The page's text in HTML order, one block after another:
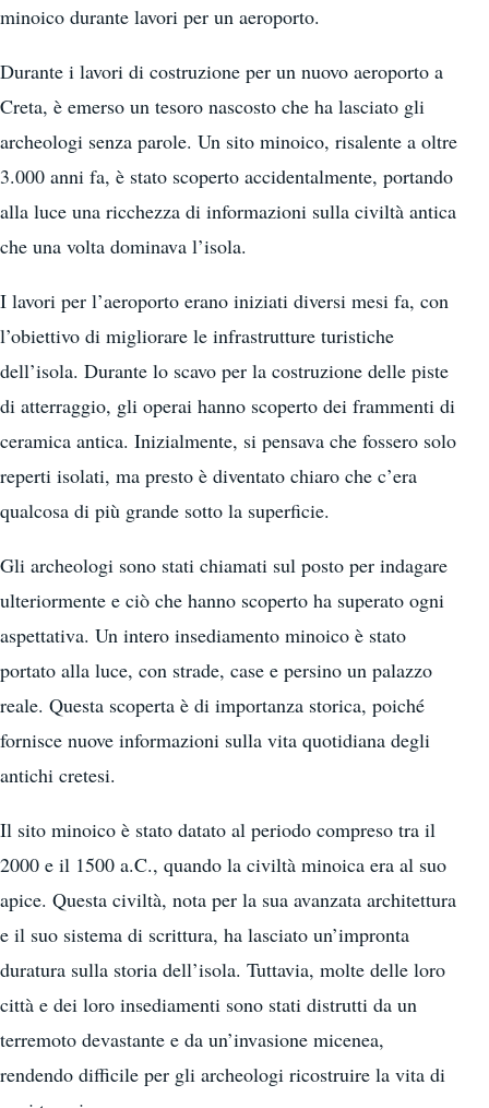
minoico durante lavori per un aeroporto.
Durante i lavori di costruzione per un nuovo aeroporto a
Creta, è emerso un tesoro nascosto che ha lasciato gli
archeologi senza parole. Un sito minoico, risalente a oltre
3.000 anni fa, è stato scoperto accidentalmente, portando
alla luce una ricchezza di informazioni sulla civiltà antica
che una volta dominava l’isola.
I lavori per l’aeroporto erano iniziati diversi mesi fa, con
l’obiettivo di migliorare le infrastrutture turistiche
dell’isola. Durante lo scavo per la costruzione delle piste
di atterraggio, gli operai hanno scoperto dei frammenti di
ceramica antica. Inizialmente, si pensava che fossero solo
reperti isolati, ma presto è diventato chiaro che c’era
qualcosa di più grande sotto la superficie.
Gli archeologi sono stati chiamati sul posto per indagare
ulteriormente e ciò che hanno scoperto ha superato ogni
aspettativa. Un intero insediamento minoico è stato
portato alla luce, con strade, case e persino un palazzo
reale. Questa scoperta è di importanza storica, poiché
fornisce nuove informazioni sulla vita quotidiana degli
antichi cretesi.
Il sito minoico è stato datato al periodo compreso tra il
2000 e il 1500 a.C., quando la civiltà minoica era al suo
apice. Questa civiltà, nota per la sua avanzata architettura
e il suo sistema di scrittura, ha lasciato un’impronta
duratura sulla storia dell’isola. Tuttavia, molte delle loro
città e dei loro insediamenti sono stati distrutti da un
terremoto devastante e da un’invasione micenea,
rendendo difficile per gli archeologi ricostruire la vita di